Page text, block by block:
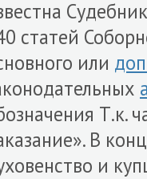
статей
или
Т.к.
В
и